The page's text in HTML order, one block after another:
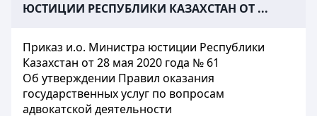
ЮСТИЦИИ РЕСПУБЛИКИ КАЗАХСТАН ОТ ...
Приказ и.о. Министра юстиции Республики
Казахстан от 28 мая 2020 года № 61
Об утверждении Правил оказания
государственных услуг по вопросам
адвокатской деятельности